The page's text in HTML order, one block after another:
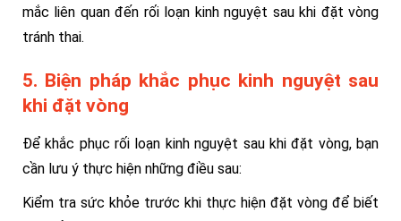
mắc liên quan đến rối loạn kinh nguyệt sau khi đặt vòng
tránh thai.
5. Biện pháp khắc phục kinh nguyệt sau
khi đặt vòng
Để khắc phục rối loạn kinh nguyệt sau khi đặt vòng, bạn
cần lưu ý thực hiện những điều sau:
Kiểm tra sức khỏe trước khi thực hiện đặt vòng để biết